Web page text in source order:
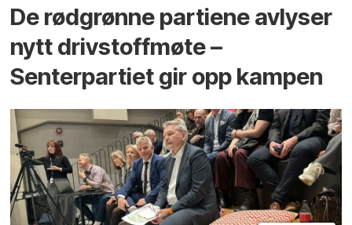
De rødgrønne partiene avlyser
nytt drivstoffmøte –
Senterpartiet gir opp kampen